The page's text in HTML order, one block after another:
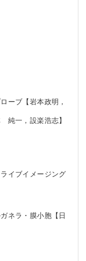
ーブ 【岩本政明，
一，設楽浩志】
イブイメージング
ネラ・膜小胞 【日